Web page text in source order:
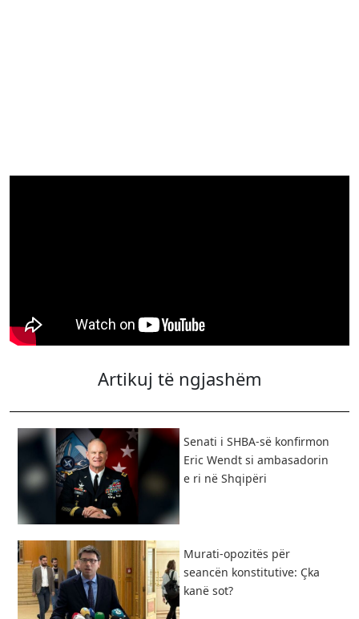
Artikuj të ngjashëm
Senati i SHBA-së konfirmon
Eric Wendt si ambasadorin
e ri në Shqipëri
​Murati-opozitës për
seancën konstitutive: Çka
kanë sot?